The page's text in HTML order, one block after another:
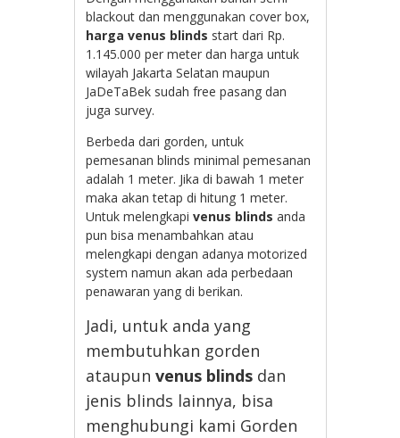
blackout dan menggunakan cover box,
harga venus blinds start dari Rp.
1.145.000 per meter dan harga untuk
wilayah Jakarta Selatan maupun
JaDeTaBek sudah free pasang dan
juga survey.
Berbeda dari gorden, untuk
pemesanan blinds minimal pemesanan
adalah 1 meter. Jika di bawah 1 meter
maka akan tetap di hitung 1 meter.
Untuk melengkapivenus blinds anda
pun bisa menambahkan atau
melengkapi dengan adanya motorized
system namun akan ada perbedaan
penawaran yang di berikan.
Jadi, untuk anda yang
membutuhkan gorden
ataupunvenus blinds dan
jenis blinds lainnya, bisa
menghubungi kami Gorden